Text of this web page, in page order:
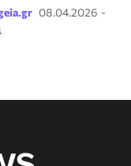
08.04.2026 -